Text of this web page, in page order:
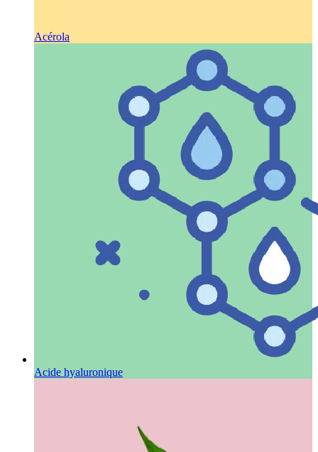
Acérola
Acide hyaluronique